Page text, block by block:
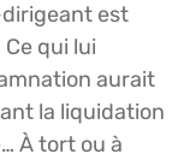
est
qui lui
aurait
la liquidation
À tort ou à